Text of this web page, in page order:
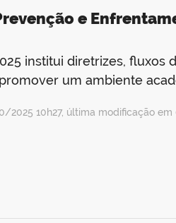
e
institui diretrizes, fluxos
um ambiente
2025 10h27, última modificação